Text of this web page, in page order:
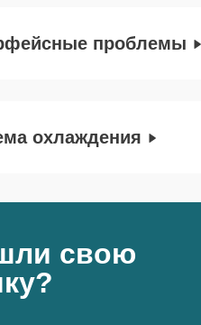
проблемы
охлаждения
свою